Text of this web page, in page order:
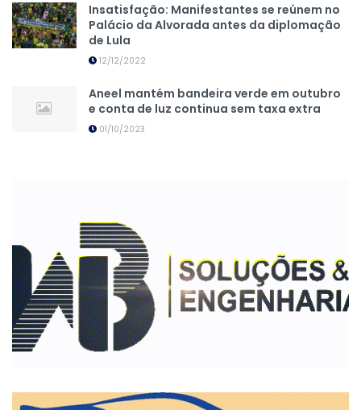
Insatisfação: Manifestantes se reúnem no
Palácio da Alvorada antes da diplomação
de Lula
12/12/2022
Aneel mantém bandeira verde em outubro
e conta de luz continua sem taxa extra
01/10/2023